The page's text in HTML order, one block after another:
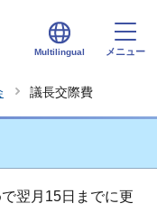
Multilingual メニュー
議長交際費
翌月15日までに更